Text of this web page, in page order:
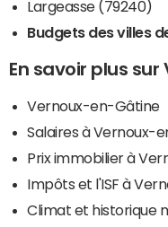
Largeasse (79240)
Budgets des villes
En savoir plus
Vernoux-en-Gâtine
Salaires à Vernoux-
Prix immobilier à
Impôts et l'ISF à
Climat et historique